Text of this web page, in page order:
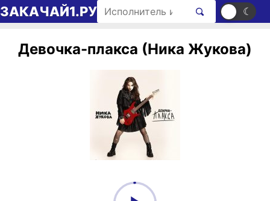
Перейти к содержимому
ЗАКАЧАЙ1.РУ Поиск рингтонов ☀ ☾
Девочка-плакса (Ника Жукова)